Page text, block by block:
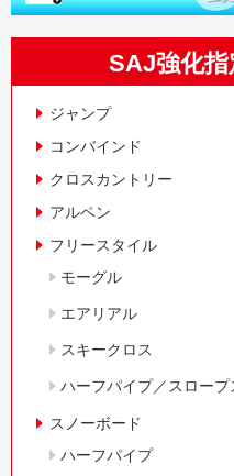
SAJ強化指
ジャンプ
コンバインド
クロスカントリー
アルペン
フリースタイル
モーグル
エアリアル
スキークロス
ハーフパイプ／スロー
スノーボード
ハーフパイプ